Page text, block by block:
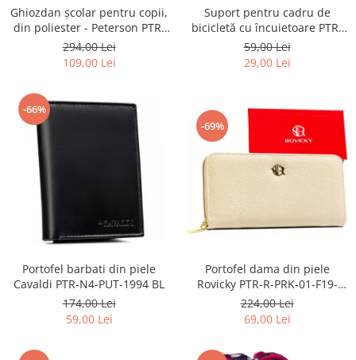
Ghiozdan școlar pentru copii,
din poliester - Peterson PTR-
PTN BIEDRONKA G28
294,00 Lei
109,00 Lei
Suport pentru cadru de
bicicletă cu încuietoare PTR-
AR-S-101
59,00 Lei
29,00 Lei
-66%
Portofel barbati din piele
Cavaldi PTR-N4-PUT-1994 BL
174,00 Lei
59,00 Lei
-69%
Portofel dama din piele
Rovicky PTR-R-PRK-01-F19-
2757 BE
224,00 Lei
69,00 Lei